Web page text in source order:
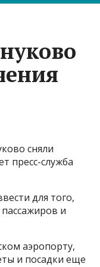
сняли
пресс-служба
для того,
и
аэропорту,
и посадки еще